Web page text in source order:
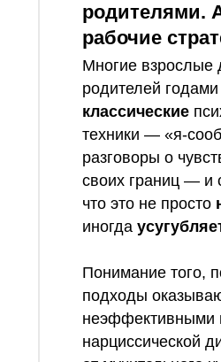
родителями.
рабочие
Многие взрослые
родителей
классические
техники — «я-
разговоры о
своих границ — и
что это не просто
иногда
Понимание того,
подходы
неэффективными
нарциссической